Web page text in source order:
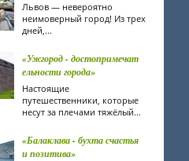
Львов — невероятно
неимоверный город! Из трех
дней,...
«Ужгород - достопримечат
ельности города»
Настоящие
путешественники, которые
несут за плечами тяжёлый...
«Балаклава - бухта счастья
и позитива»